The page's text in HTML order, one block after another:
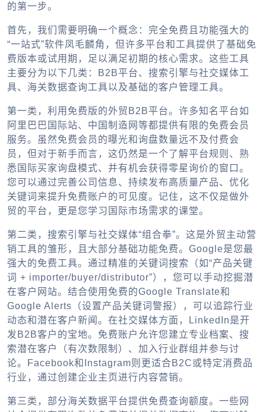
的第一步。
首先，我们需要明确一个概念：完全免费且功能强大的
“一站式”软件凤毛麟角，但许多平台和工具提供了基础免
费版本或试用期，足以满足初期的核心需求。这些工具
主要分为以下几类：B2B平台、搜索引擎与社交媒体工
具、海关数据查询工具以及基础的客户管理工具。
第一类，利用免费版的外贸B2B平台。许多知名平台如
阿里巴巴国际站、中国制造网等都提供有限的免费会员
服务。虽然免费会员的曝光和询盘数量远不及付费会
员，但对于新手而言，这仍然是一个了解平台规则、熟
悉国际买家询盘模式、并有机会获得零星询价的窗口。
您可以通过完善公司信息、持续发布高质量产品、优化
关键词来提升免费账户的可见度。记住，这不仅是做外
贸的平台 ，更是您学习国际市场需求的课堂。
第二类，搜索引擎与社交媒体“组合拳”。这是外贸主动营
销工具的雏形，且大部分基础功能免费。Google是您最
强大的免费工具。通过精准的关键词搜索（如“产品关键
词 + importer/buyer/distributor”），您可以手动挖掘潜
在客户网站。结合使用免费的Google Translate和
Google Alerts（设置产品关键词警报），可以追踪行业
动态和潜在客户新闻。在社交媒体方面，LinkedIn是开
发B2B客户的宝地。免费账户允许您建立专业档案、搜
索潜在客户（有次数限制）、加入行业群组并参与讨
论。Facebook和Instagram则更适合B2C或特定消费品
行业，通过创建企业主页进行内容营销。
第三类，部分海关数据平台提供免费查询额度。一些网